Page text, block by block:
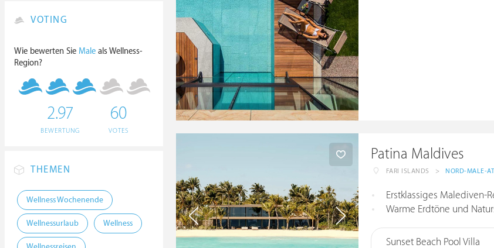
Patina Maldives
FARI ISLANDS > NORD-MALE-
Erstklassiges Malediven-
Warme Erdtöne und
Sunset Beach Pool Villa
VOTING
Wie bewerten Sie Male als Wellness-
Region?
2.97
BEWERTUNG
60
VOTES
THEMEN
Wellness Wochenende
Wellnessurlaub Wellness